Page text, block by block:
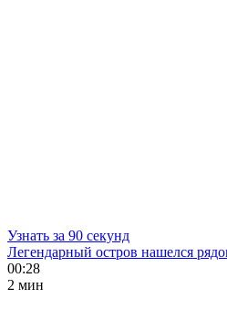
Узнать за 90 секунд
Легендарный остров нашелся
00:28
2 мин